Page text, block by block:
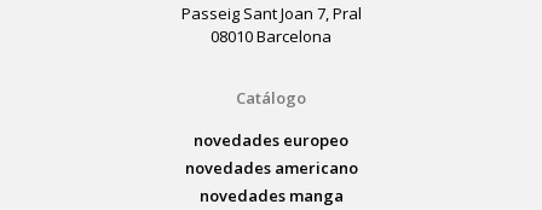
Passeig Sant Joan 7, Pral
08010 Barcelona
Catálogo
novedades europeo
novedades americano
novedades manga